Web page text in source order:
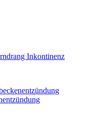
Inkontinenz